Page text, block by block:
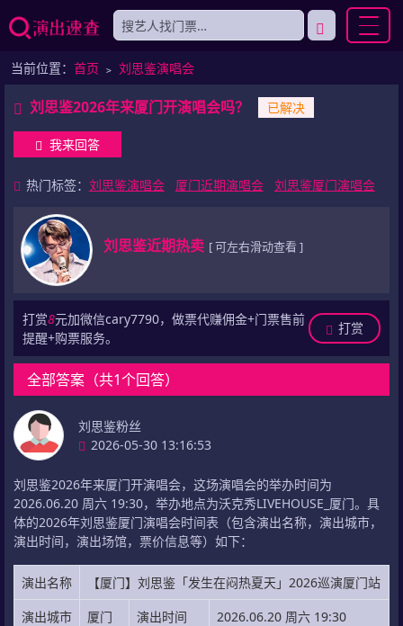
当前位置： 首页 ﹥ 刘思鉴演唱会
刘思鉴2026年来厦门开演唱会吗？ 已解决
我来回答
热门标签： 刘思鉴演唱会 厦门近期演唱会 刘思鉴厦门演唱会
刘思鉴近期热卖 [ 可左右滑动查看 ]
打赏8元加微信cary7790，做票代赚佣金+门票售前
提醒+购票服务。
打赏
全部答案（共1个回答）
刘思鉴粉丝
2026-05-30 13:16:53
刘思鉴2026年来厦门开演唱会，这场演唱会的举办时间为
2026.06.20 周六 19:30，举办地点为沃克秀LIVEHOUSE_厦门。具
体的2026年刘思鉴厦门演唱会时间表（包含演出名称，演出城市，
演出时间，演出场馆，票价信息等）如下：
演出名称
【厦门】刘思鉴「发生在闷热夏天」2026巡演厦门站
演出城市
厦门 演出时间
2026.06.20 周六 19:30